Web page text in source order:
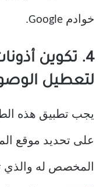
خوادم Google.
لتعطيل
يجب تطبيق هذه
على تحديد موقع
المخصص له والذي